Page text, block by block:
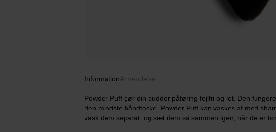
InformationAnvendelse
Powder Puff gør din pudder påføring fejlfri og let. Den
den mindste håndtaske. Powder Puff kan vaskes af med
vask dem separat, og sæt dem så sammen igen, når de er